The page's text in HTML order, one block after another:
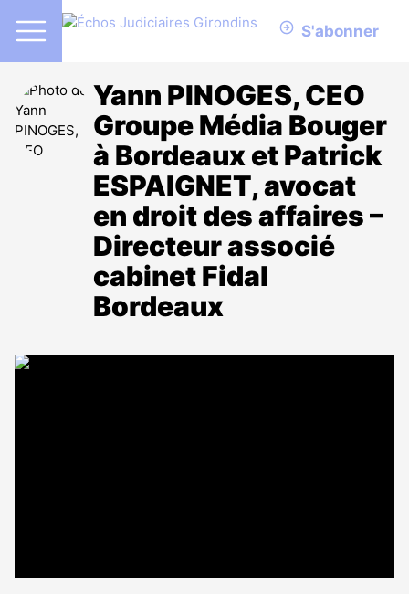
S'abonner
Yann PINOGES, CEO
Groupe Média Bouger
à Bordeaux et Patrick
ESPAIGNET, avocat
en droit des affaires –
Directeur associé
cabinet Fidal
Bordeaux